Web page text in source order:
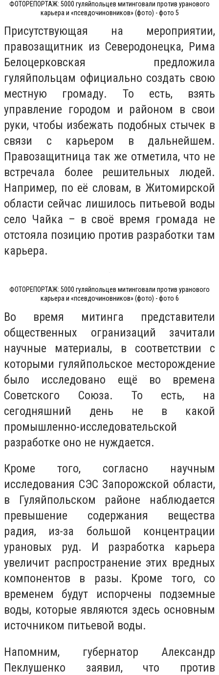
ФОТОРЕПОРТАЖ: 5000 гуляйпольцев митинговали против уранового
карьера и «псевдочиновников» (фото) - фото 5
Присутствующая на мероприятии,
правозащитник из Северодонецка, Рима
Белоцерковская предложила
гуляйпольцам официально создать свою
местную громаду. То есть, взять
управление городом и районом в свои
руки, чтобы избежать подобных стычек в
связи с карьером в дальнейшем.
Правозащитница так же отметила, что не
встречала более решительных людей.
Например, по её словам, в Житомирской
области сейчас лишилось питьевой воды
село Чайка – в своё время громада не
отстояла позицию против разработки там
карьера.
ФОТОРЕПОРТАЖ: 5000 гуляйпольцев митинговали против уранового
карьера и «псевдочиновников» (фото) - фото 6
Во время митинга представители
общественных огранизаций зачитали
научные материалы, в соответствии с
которыми гуляйпольское месторождение
было исследовано ещё во времена
Советского Союза. То есть, на
сегодняшний день не в какой
промышленно-исследовательской
разработке оно не нуждается.
Кроме того, согласно научным
исследования СЭС Запорожской области,
в Гуляйпольском районе наблюдается
превышение содержания вещества
радия, из-за большой концентрации
урановых руд. И разработка карьера
увеличит распространение этих вредных
компонентов в разы. Кроме того, со
временем будут испорчены подземные
воды, которые являются здесь основным
источником питьевой воды.
Напомним, губернатор Александр
Пеклушенко заявил, что против